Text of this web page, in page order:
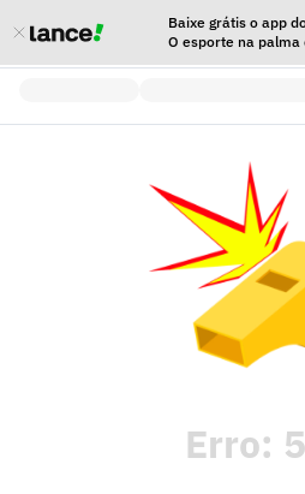
Baixe grátis o app
O esporte na palma
Erro: